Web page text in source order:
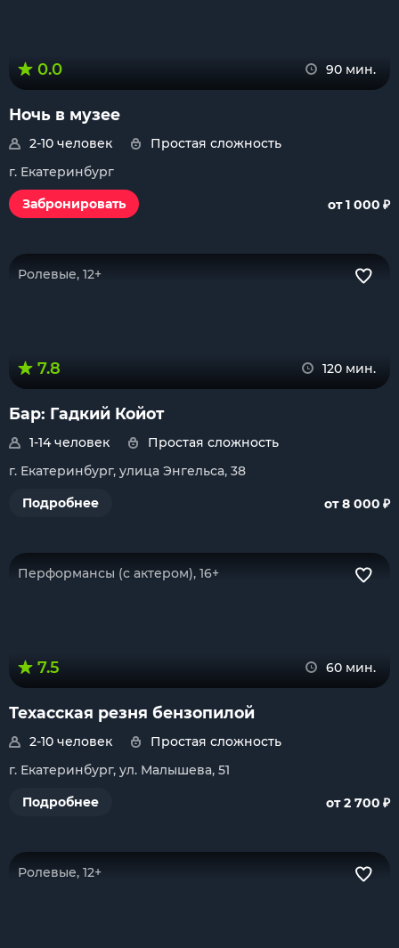
0.0 90 мин.
Ночь в музее
2-10 человек
Простая сложность
г. Екатеринбург
Забронировать
от 1 000 ₽
Ролевые, 12+
7.8 120 мин.
Бар: Гадкий Койот
1-14 человек
Простая сложность
г. Екатеринбург, улица Энгельса, 38
Подробнее
от 8 000 ₽
Перформансы (с актером), 16+
7.5 60 мин.
Техасская резня бензопилой
2-10 человек
Простая сложность
г. Екатеринбург, ул. Малышева, 51
Подробнее
от 2 700 ₽
Ролевые, 12+